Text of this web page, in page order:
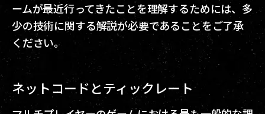
ームが最近行ってきたことを理解するためには、多
少の技術に関する解説が必要であることをご了承
ください。
ネットコードとティックレート